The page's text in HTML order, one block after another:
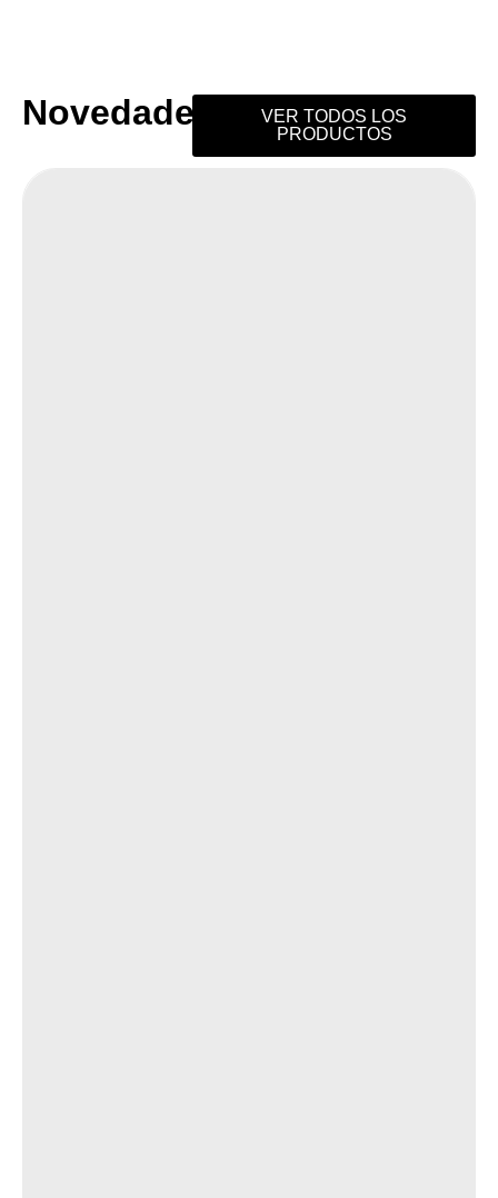
Novedades
VER TODOS LOS
PRODUCTOS